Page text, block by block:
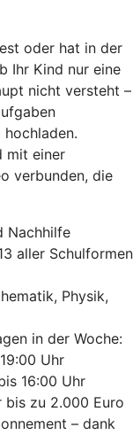
oder hat in der
Ihr Kind nur eine
nicht versteht –
mit einer
verbunden, die
Nachhilfe
aller Schulformen
Physik,
in der Woche:
Uhr
16:00 Uhr
bis zu 2.000 Euro
– dank